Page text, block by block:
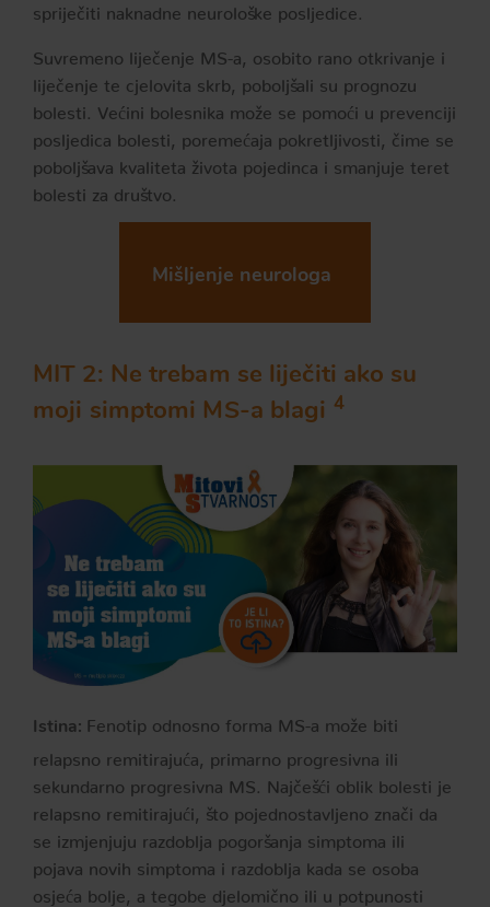
spriječiti naknadne neurološke posljedice.
Suvremeno liječenje MS-a, osobito rano otkrivanje i
liječenje te cjelovita skrb, poboljšali su prognozu
bolesti. Većini bolesnika može se pomoći u prevenciji
posljedica bolesti, poremećaja pokretljivosti, čime se
poboljšava kvaliteta života pojedinca i smanjuje teret
bolesti za društvo.
Mišljenje neurologa
MIT 2: Ne trebam se liječiti ako su
moji simptomi MS-a blagi 4
Istina: Fenotip odnosno forma MS-a može biti
relapsno remitirajuća, primarno progresivna ili
sekundarno progresivna MS. Najčešći oblik bolesti je
relapsno remitirajući, što pojednostavljeno znači da
se izmjenjuju razdoblja pogoršanja simptoma ili
pojava novih simptoma i razdoblja kada se osoba
osjeća bolje, a tegobe djelomično ili u potpunosti